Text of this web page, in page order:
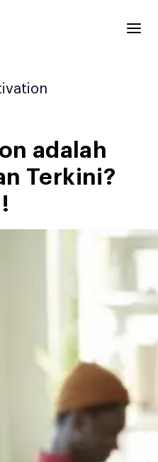
adalah
Terkini?